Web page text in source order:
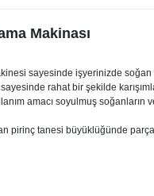
Makinası
sayesinde işyerinizde soğan
rahat bir şekilde
amacı soyulmuş soğanların